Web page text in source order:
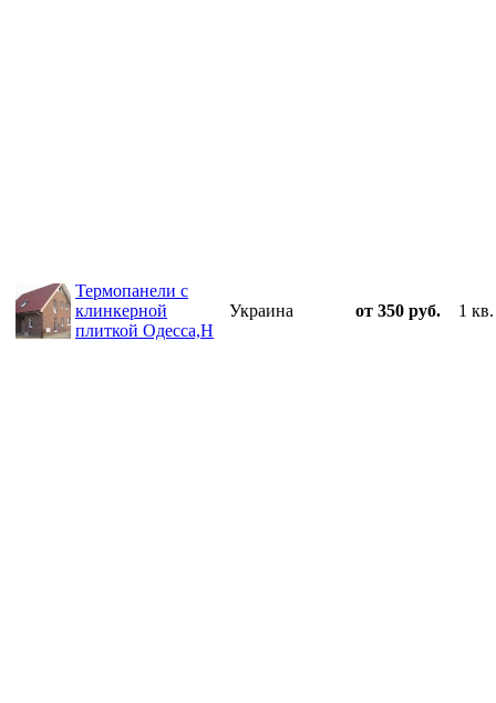
Термопанели с
клинкерной
плиткой Одесса,Н
Украина от 350 руб. 1